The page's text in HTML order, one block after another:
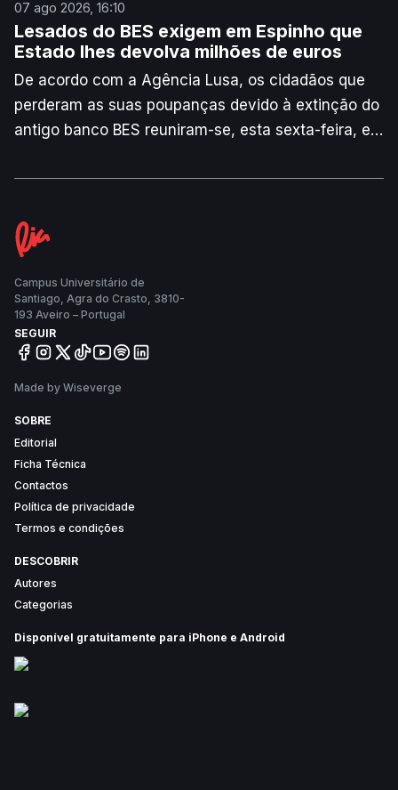
07 ago 2026, 16:10
Lesados do BES exigem em Espinho que
Estado lhes devolva milhões de euros
De acordo com a Agência Lusa, os cidadãos que
perderam as suas poupanças devido à extinção do
antigo banco BES reuniram-se, esta sexta-feira, em
restituição de valores entre 10 milhões e centenas
Campus Universitário de
Santiago, Agra do Crasto, 3810-
193 Aveiro – Portugal
SEGUIR
Made by Wiseverge
SOBRE
Editorial
Ficha Técnica
Contactos
Política de privacidade
Termos e condições
DESCOBRIR
Autores
Categorias
Disponível gratuitamente para iPhone e Android